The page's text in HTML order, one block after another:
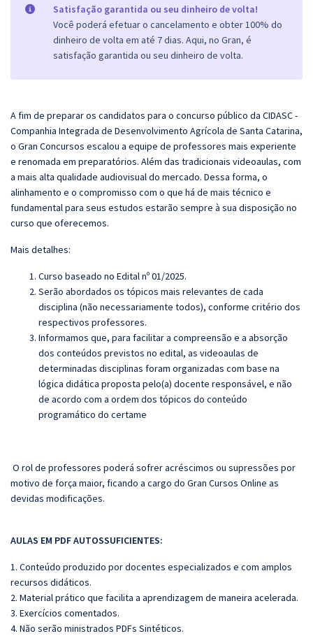
Satisfação garantida ou seu dinheiro de volta!
Você poderá efetuar o cancelamento e obter 100% do
dinheiro de volta em até 7 dias. Aqui, no Gran, é
satisfação garantida ou seu dinheiro de volta.
A fim de preparar os candidatos para o concurso público da CIDASC -
Companhia Integrada de Desenvolvimento Agrícola de Santa Catarina,
o Gran Concursos escalou a equipe de professores mais experiente
e renomada em preparatórios. Além das tradicionais videoaulas, com
a mais alta qualidade audiovisual do mercado. Dessa forma, o
alinhamento e o compromisso com o que há de mais técnico e
fundamental para seus estudos estarão sempre à sua disposição no
curso que oferecemos.
Mais detalhes:
Curso baseado no Edital nº 01/2025.
Serão abordados os tópicos mais relevantes de cada
disciplina (não necessariamente todos), conforme critério dos
respectivos professores.
Informamos que, para facilitar a compreensão e a absorção
dos conteúdos previstos no edital, as videoaulas de
determinadas disciplinas foram organizadas com base na
lógica didática proposta pelo(a) docente responsável, e não
de acordo com a ordem dos tópicos do conteúdo
programático do certame
O rol de professores poderá sofrer acréscimos ou supressões por
motivo de força maior, ficando a cargo do Gran Cursos Online as
devidas modificações.
AULAS EM PDF AUTOSSUFICIENTES:
1. Conteúdo produzido por docentes especializados e com amplos
recursos didáticos.
2. Material prático que facilita a aprendizagem de maneira acelerada.
3. Exercícios comentados.
4. Não serão ministrados PDFs Sintéticos.